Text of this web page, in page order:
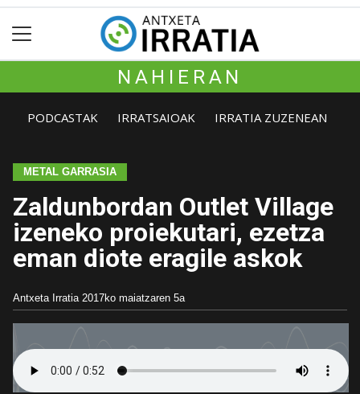
NAHIERAN
PODCASTAK IRRATSAIOAK IRRATIA ZUZENEAN
METAL GARRASIA
Zaldunbordan Outlet Village
izeneko proiekutari, ezetza
eman diote eragile askok
Antxeta Irratia 2017ko maiatzaren 5a